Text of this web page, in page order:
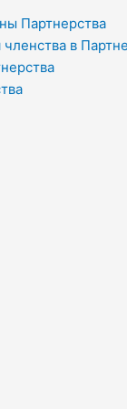
Партнерства
в